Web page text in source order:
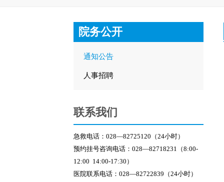
院务公开
通知公告
人事招聘
联系我们
急救电话：028—82725120（24小时）
预约挂号咨询电话：028—82718231（8:00-
12:00 14:00-17:30）
医院联系电话：028—82722839（24小时）